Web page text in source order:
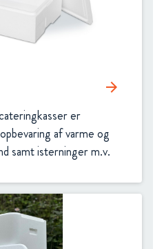
arrow_forward
er
af varme og
samt isterninger m.v.